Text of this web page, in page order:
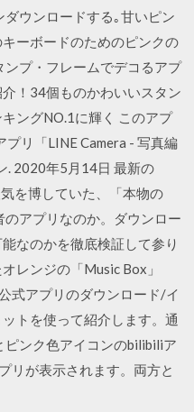
ウンロードする｡甘いピン
ーボードのためのピンクの
プ・フレームでデコるアプ
！34個ものかわいいスタン
ングNO.1に輝く このアプ
リ「LINE Camera - 写真編
. 2020年5月14日 最新の
を博していた、「本物の
アプリなのか。ダウンロー
なのかを徹底検証して参り
レンジの「Music Box」
式アプリのダウンロード/イ
トを使って紹介します。通
ピンク色アイコンのbilibiliア
リが表示されます。両方と